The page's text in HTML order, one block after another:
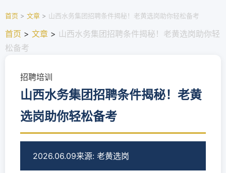
首页 > 文章 > 山西水务集团招聘条件揭秘！老黄选岗助你轻松备考
首页 > 文章 > 山西水务集团招聘条件揭秘！老黄选岗助你轻
松备考
招聘培训
山西水务集团招聘条件揭秘！老黄
选岗助你轻松备考
2026.06.09来源: 老黄选岗